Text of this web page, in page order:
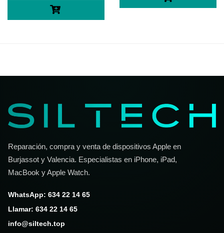
Reparación, compra y venta de dispositivos Apple en
Burjassot y Valencia. Especialistas en iPhone, iPad,
MacBook y Apple Watch.
WhatsApp: 634 22 14 65
Llamar: 634 22 14 65
info@siltech.top